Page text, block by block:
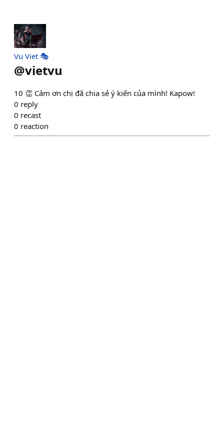
Vu Viet 🎭
@vietvu
10 👏 Cảm ơn chị đã chia sẻ ý kiến của mình! Kapow!
0 reply
0 recast
0 reaction